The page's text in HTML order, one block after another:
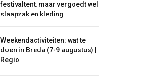
festivaltent, maar vergoedt wel
slaapzak en kleding.
Weekendactiviteiten: wat te
doen in Breda (7-9 augustus) |
Regio